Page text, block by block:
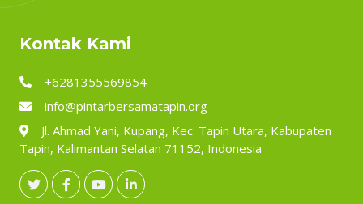
Kontak Kami
+6281355569854
info@pintarbersamatapin.org
Jl. Ahmad Yani, Kupang, Kec. Tapin Utara, Kabupaten
Tapin, Kalimantan Selatan 71152, Indonesia